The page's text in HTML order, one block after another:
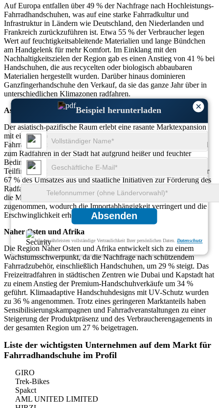
×
Beispiel herunterladen
Absenden
Wir gewährleisten vollständige Vertraulichkeit Ihrer persönlichen Daten.Datenschutz
Auf Europa entfallen über 49 % der Nachfrage nach Hochleistungs-
Fahrradhandschuhen, was auf eine starke Fahrradkultur und
Infrastruktur in Ländern wie Deutschland, den Niederlanden und
Frankreich zurückzuführen ist. Etwa 55 % der Verbraucher legen
Wert auf feuchtigkeitsableitende Materialien und lange Bündchen
am Handgelenk für mehr Komfort. Im Einklang mit den
Nachhaltigkeitszielen der Region gab es einen Anstieg von 41 % bei
Handschuhen, die aus recycelten oder biologisch abbaubaren
Materialien hergestellt wurden. Darüber hinaus dominieren
Ganzfingerhandschuhe den Verkauf, da sie das ganze Jahr über in
unterschiedlichen Klimazonen radfahren.
Asien-Pazifik
Der asiatisch-pazifische Raum erlebt eine rasante Marktexpansion
mit einem Wachstum von über 62 % bei der Akzeptanz von
Fahrradhandschuhen in China, Indien und Südostasien. Der Trend
zum Radfahren in der Stadt hat aufgrund heißer und feuchter
Bedingungen zu einem Anstieg der Nachfrage nach
Teilfingerhandschuhen um 48 % geführt. E-Commerce macht über
67 % des Umsatzes aus und staatliche Initiativen zur Förderung des
Radfahrens aus Gesundheits- und Umweltgründen beschleunigen
die Marktdurchdringung. Die lokale Produktion hat um 35 %
zugenommen, wodurch die Importabhängigkeit verringert und die
Erschwinglichkeit erhöht wurde.
Naher Osten und Afrika
Die Region Naher Osten und Afrika entwickelt sich zu einem
Wachstumsschwerpunkt, da die Nachfrage nach schützendem
Fahrradzubehör, einschließlich Handschuhen, um 29 % steigt. Das
Freizeitradfahren in städtischen Zentren wie Dubai und Kapstadt hat
zu einem Anstieg der Premium-Handschuhverkäufe um 34 %
geführt. Klimaadaptive Handschuhdesigns mit UV-Schutz wurden
zu 36 % angenommen. Trotz eines geringeren Marktanteils haben
Sensibilisierungskampagnen und Fahrradveranstaltungen zu einer
Steigerung der Produktpräsenz und des Verbraucherengagements in
der gesamten Region um 27 % beigetragen.
Liste der wichtigsten Unternehmen auf dem Markt für
Fahrradhandschuhe im Profil
GIRO
Trek-Bikes
Spakct
AML UNITED LIMITED